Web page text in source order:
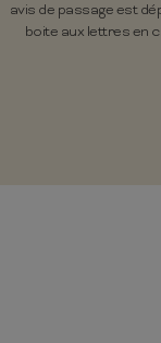
avis de passage est
boite aux lettres en